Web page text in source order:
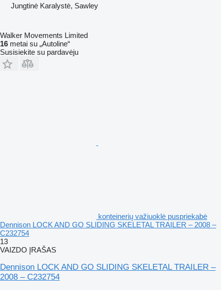
Jungtinė Karalystė, Sawley
Walker Movements Limited
16 metai su „Autoline“
Susisiekite su pardavėju
konteinerių važiuoklė puspriekabė
Dennison LOCK AND GO SLIDING SKELETAL TRAILER – 2008 –
C232754
13
VAIZDO ĮRAŠAS
Dennison LOCK AND GO SLIDING SKELETAL TRAILER –
2008 – C232754